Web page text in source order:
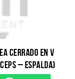
CERRADO EN V
– ESPALDA)